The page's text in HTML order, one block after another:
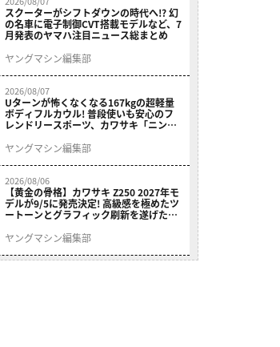
スクーターがシフトダウンの時代へ!? 幻
の名車に電子制御CVT搭載モデルなど、7
月発表のヤマハ注目ニュース総まとめ
ヤングマシン編集部
2026/08/07
Uターンが怖くなくなる167kgの超軽量
ボディフルカウル! 普段使いも安心のフ
レンドリースポーツ、カワサキ「ニンジ
9/5発売
ヤングマシン編集部
2026/08/06
【黄金の骨格】カワサキ Z250 2027年モ
デルが9/5に発売決定! 高級感を極めたツ
ートーンとグラフィック刷新を遂げた本
ヤングマシン編集部